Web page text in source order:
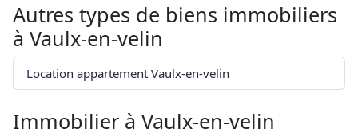
Autres types de biens immobiliers
à Vaulx-en-velin
Location appartement Vaulx-en-velin
Immobilier à Vaulx-en-velin